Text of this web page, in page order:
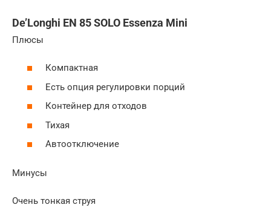
De’Longhi EN 85 SOLO Essenza Mini
Плюсы
Компактная
Есть опция регулировки порций
Контейнер для отходов
Тихая
Автоотключение
Минусы
Очень тонкая струя